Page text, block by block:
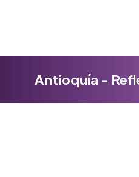
Antioquía -